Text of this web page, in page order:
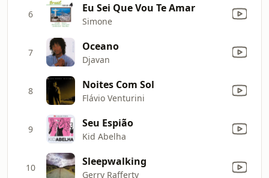
6 Eu Sei Que Vou Te Amar
Simone
7 Oceano
Djavan
8 Noites Com Sol
Flávio Venturini
9 Seu Espião
Kid Abelha
10 Sleepwalking
Gerry Rafferty